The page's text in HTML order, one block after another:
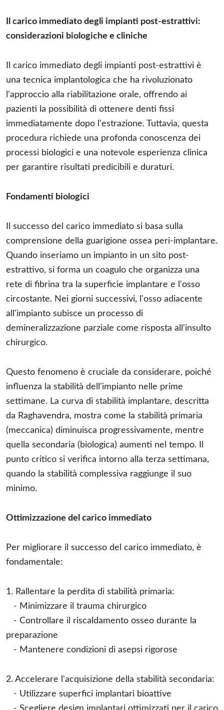
Il carico immediato degli impianti post-estrattivi:
considerazioni biologiche e cliniche
Il carico immediato degli impianti post-estrattivi è
una tecnica implantologica che ha rivoluzionato
l'approccio alla riabilitazione orale, offrendo ai
pazienti la possibilità di ottenere denti fissi
immediatamente dopo l'estrazione. Tuttavia, questa
procedura richiede una profonda conoscenza dei
processi biologici e una notevole esperienza clinica
per garantire risultati predicibili e duraturi.
Fondamenti biologici
Il successo del carico immediato si basa sulla
comprensione della guarigione ossea peri-implantare.
Quando inseriamo un impianto in un sito post-
estrattivo, si forma un coagulo che organizza una
rete di fibrina tra la superficie implantare e l'osso
circostante. Nei giorni successivi, l'osso adiacente
all'impianto subisce un processo di
demineralizzazione parziale come risposta all'insulto
chirurgico.
Questo fenomeno è cruciale da considerare, poiché
influenza la stabilità dell'impianto nelle prime
settimane. La curva di stabilità implantare, descritta
da Raghavendra, mostra come la stabilità primaria
(meccanica) diminuisca progressivamente, mentre
quella secondaria (biologica) aumenti nel tempo. Il
punto critico si verifica intorno alla terza settimana,
quando la stabilità complessiva raggiunge il suo
minimo.
Ottimizzazione del carico immediato
Per migliorare il successo del carico immediato, è
fondamentale:
1. Rallentare la perdita di stabilità primaria:
- Minimizzare il trauma chirurgico
- Controllare il riscaldamento osseo durante la
preparazione
- Mantenere condizioni di asepsi rigorose
2. Accelerare l'acquisizione della stabilità secondaria:
- Utilizzare superfici implantari bioattive